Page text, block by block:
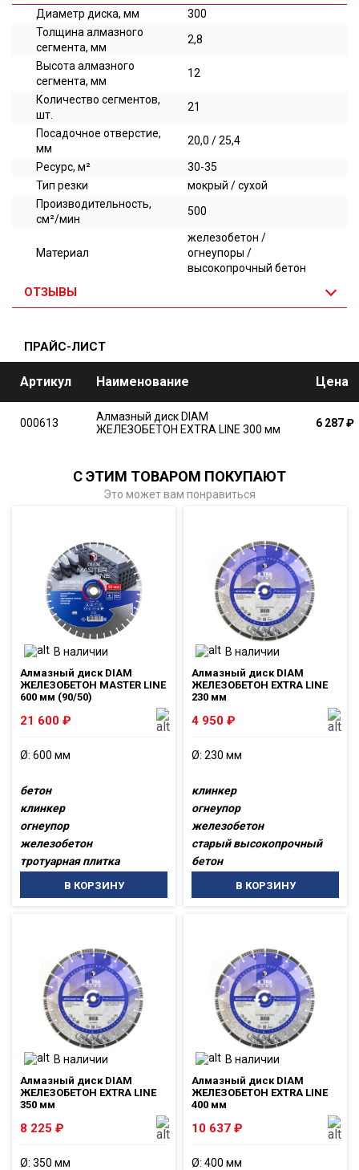
Диаметр диска, мм
300
Толщина алмазного
сегмента, мм
2,8
Высота алмазного
сегмента, мм
12
Количество сегментов,
шт.
21
Посадочное отверстие,
мм
20,0 / 25,4
Ресурс, м²
30-35
Тип резки
мокрый / сухой
Производительность,
см²/мин
500
Материал
железобетон /
огнеупоры /
высокопрочный бетон
ОТЗЫВЫ
ПРАЙС-ЛИСТ
Артикул Наименование Цена
000613
Алмазный диск DIAM
ЖЕЛЕЗОБЕТОН EXTRA LINE 300 мм
6 287₽
С ЭТИМ ТОВАРОМ ПОКУПАЮТ
Это может вам понравиться
В наличии
Алмазный диск DIAM
ЖЕЛЕЗОБЕТОН MASTER LINE
600 мм (90/50)
21 600 ₽
Ø: 600 мм
бетон
клинкер
огнеупор
железобетон
тротуарная плитка
В КОРЗИНУ
В наличии
Алмазный диск DIAM
ЖЕЛЕЗОБЕТОН EXTRA LINE
230 мм
4 950 ₽
Ø: 230 мм
клинкер
огнеупор
железобетон
старый высокопрочный
бетон
В КОРЗИНУ
В наличии
Алмазный диск DIAM
ЖЕЛЕЗОБЕТОН EXTRA LINE
350 мм
8 225 ₽
Ø: 350 мм
В наличии
Алмазный диск DIAM
ЖЕЛЕЗОБЕТОН EXTRA LINE
400 мм
10 637 ₽
Ø: 400 мм